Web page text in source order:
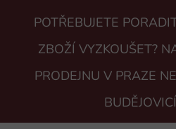
POTŘEBUJETE
ZBOŽÍ VYZKOUŠET?
PRODEJNU V PRAZE